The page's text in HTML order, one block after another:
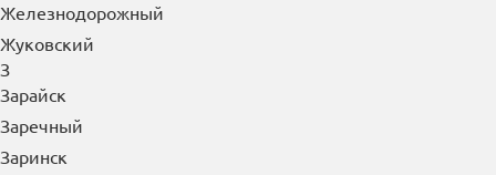
Железнодорожный
Жуковский
З
Зарайск
Заречный
Заринск